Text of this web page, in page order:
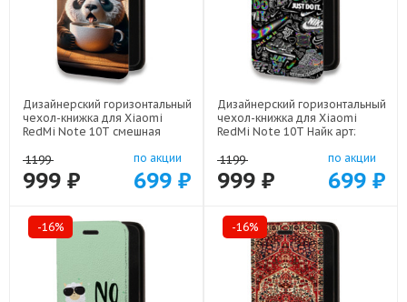
Дизайнерский горизонтальный
чехол-книжка для Xiaomi
RedMi Note 10T смешная
1199
999 ₽
по акции
699 ₽
Дизайнерский горизонтальный
чехол-книжка для Xiaomi
RedMi Note 10T Найк арт:
1199
999 ₽
по акции
699 ₽
-16% -16%